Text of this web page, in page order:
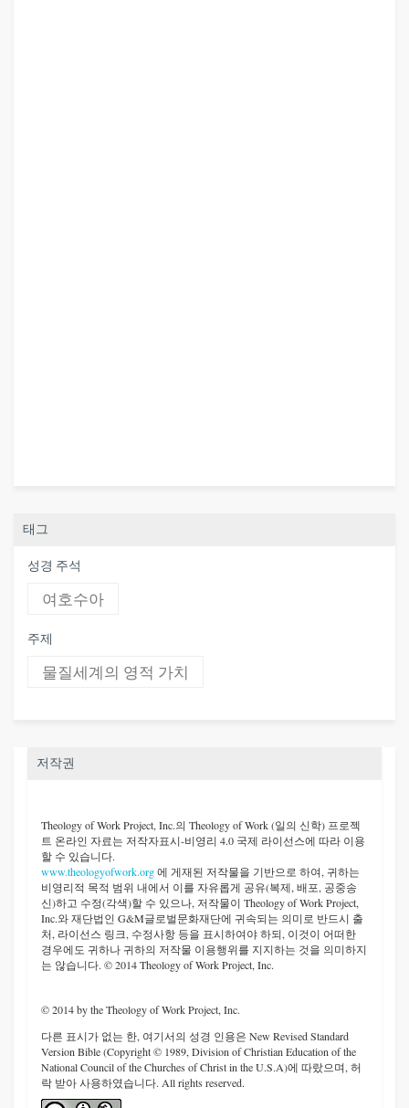
태그
성경 주석
여호수아
주제
물질세계의 영적 가치
저작권
Theology of Work Project, Inc.의 Theology of Work (일의 신학) 프로젝
트 온라인 자료는 저작자표시-비영리 4.0 국제 라이선스에 따라 이용
할 수 있습니다.
www.theologyofwork.org에 게재된 저작물을 기반으로 하여, 귀하는
비영리적 목적 범위 내에서 이를 자유롭게 공유(복제, 배포, 공중송
신)하고 수정(각색)할 수 있으나, 저작물이 Theology of Work Project,
Inc.와 재단법인 G&M글로벌문화재단에 귀속되는 의미로 반드시 출
처, 라이선스 링크, 수정사항 등을 표시하여야 하되, 이것이 어떠한
경우에도 귀하나 귀하의 저작물 이용행위를 지지하는 것을 의미하지
는 않습니다. © 2014 Theology of Work Project, Inc.
© 2014 by the Theology of Work Project, Inc.
다른 표시가 없는 한, 여기서의 성경 인용은 New Revised Standard
Version Bible (Copyright © 1989, Division of Christian Education of the
National Council of the Churches of Christ in the U.S.A)에 따랐으며, 허
락 받아 사용하였습니다. All rights reserved.